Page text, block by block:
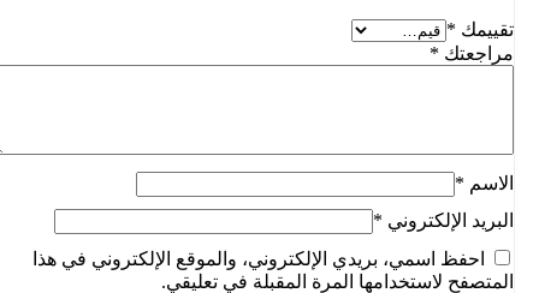
تقييمك*
مراجعتك*
الاسم*
البريد الإلكتروني*
احفظ اسمي، بريدي الإلكتروني، والموقع الإلكتروني في هذا
المتصفح لاستخدامها المرة المقبلة في تعليقي.